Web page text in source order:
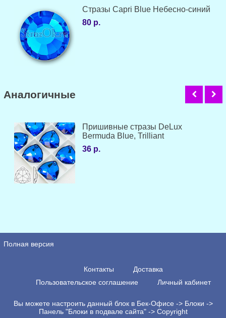
Стразы Capri Blue Небесно-синий
80 р.
Аналогичные
Пришивные стразы DeLux
Bermuda Blue, Trilliant
36 р.
Полная версия
Контакты
Доставка
Пользовательское соглашение
Личный кабинет
Вы можете настроить данный блок в Бек-Офисе -> Блоки ->
Панель "Блоки в подвале сайта" -> Copyright